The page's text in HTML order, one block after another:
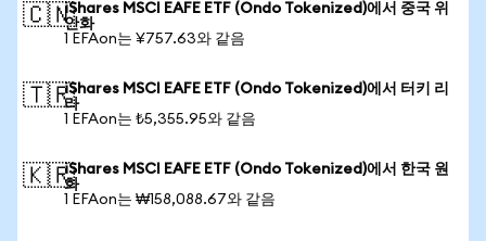
🇨🇳iShares MSCI EAFE ETF (Ondo Tokenized)에서 중국 위
안화
1 EFAon는 ¥757.63와 같음
🇹🇷iShares MSCI EAFE ETF (Ondo Tokenized)에서 터키 리
라
1 EFAon는 ₺5,355.95와 같음
🇰🇷iShares MSCI EAFE ETF (Ondo Tokenized)에서 한국 원
화
1 EFAon는 ₩158,088.67와 같음